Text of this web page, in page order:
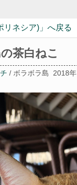
リネシア) 」へ戻る
茶白ねこ
/ ボラボラ島 2018年